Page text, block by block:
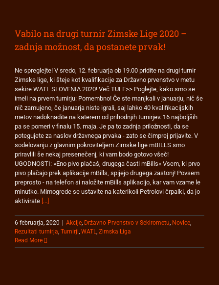
Vabilo na drugi turnir Zimske Lige 2020 –
zadnja možnost, da postanete prvak!
Ne spreglejte! V sredo, 12. februarja ob 19.00 pridite na drugi turnir
Zimske lige, ki šteje kot kvalifikacije za Državno prvenstvo v metu
sekire WATL SLOVENIA 2020! Več TULE>> Poglejte, kako smo se
imeli na prvem turnirju: Pomembno! Če ste manjkali v januarju, nič še
nič zamujeno, če januarja niste igrali, saj lahko 40 kvalifikacijskih
metov nadoknadite na katerem od prihodnjih turnirjev. 16 najboljših
pa se pomeri v finalu 15. maja. Je pa to zadnja priložnosti, da se
potegujete za naslov državnega prvaka - zato se čimprej prijavite. V
sodelovanju z glavnim pokroviteljem Zimske lige mBILLS smo
priravlili še nekaj presenečenj, ki vam bodo gotovo všeč!
UGODNOSTI: »Eno pivo plačaš, drugega časti mBills« Vsem, ki prvo
pivo plačajo prek aplikacije mBills, spijejo drugega zastonj! Povsem
preprosto - na telefon si naložite mBills aplikacijo, kar vam vzame le
minutko. Mimogrede se ustavite na katerikoli Petrolovi črpalki, da jo
aktivirate [...]
6 februarja, 2020 | Akcije Državno Prvenstvo v Sekirometu Novice
Rezultati turnirja Turnirji WATL Zimska Liga
Read More